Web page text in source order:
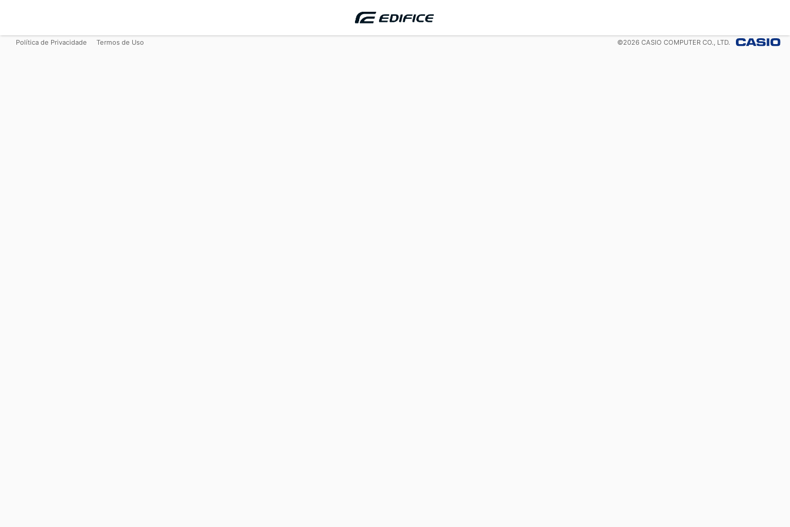
Política de Privacidade Termos de Uso ©2026 CASIO COMPUTER CO., LTD.